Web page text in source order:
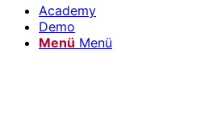
Academy
Demo
Menü Menü